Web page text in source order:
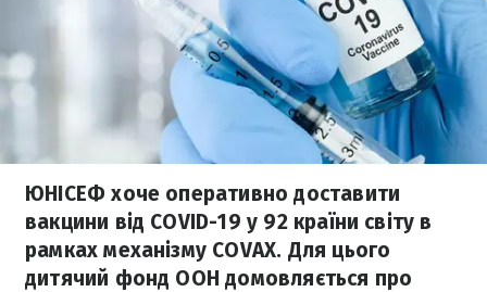
ЮНІСЕФ хоче оперативно доставити
вакцини від COVID-19 у 92 країни світу в
рамках механізму COVAX. Для цього
дитячий фонд ООН домовляється про